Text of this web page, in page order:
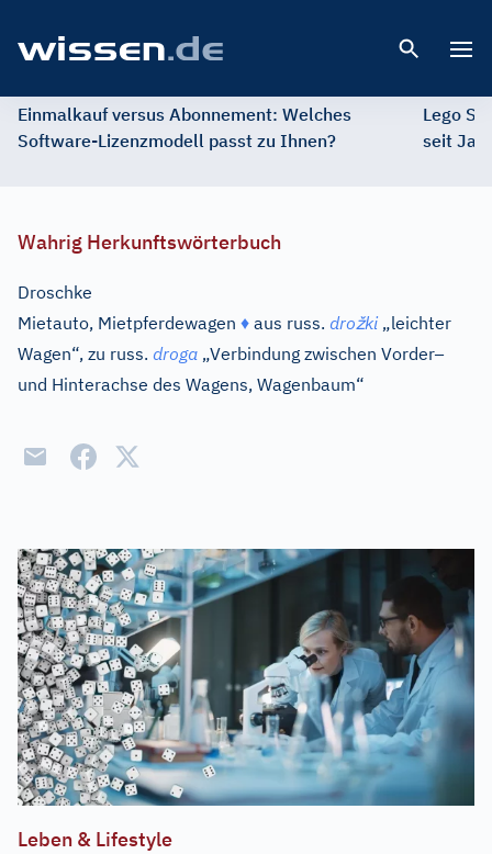
Einmalkauf versus Abonnement: Welches
Software-Lizenzmodell passt zu Ihnen?
Lego
seit
Wahrig Herkunftswörterbuch
Droschke
Mietauto, Mietpferdewagen ♦ aus russ. drožki„leichter
Wagen“, zu russ. droga „Verbindung zwischen Vorder–
und Hinterachse des Wagens, Wagenbaum“
Leben & Lifestyle